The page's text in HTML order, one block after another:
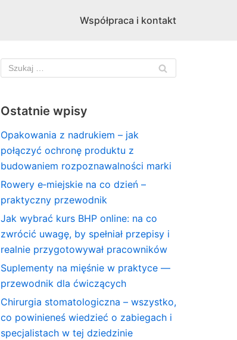
Współpraca i kontakt
Ostatnie wpisy
Opakowania z nadrukiem – jak
połączyć ochronę produktu z
budowaniem rozpoznawalności marki
Rowery e‑miejskie na co dzień –
praktyczny przewodnik
Jak wybrać kurs BHP online: na co
zwrócić uwagę, by spełniał przepisy i
realnie przygotowywał pracowników
Suplementy na mięśnie w praktyce —
przewodnik dla ćwiczących
Chirurgia stomatologiczna – wszystko,
co powinieneś wiedzieć o zabiegach i
specjalistach w tej dziedzinie